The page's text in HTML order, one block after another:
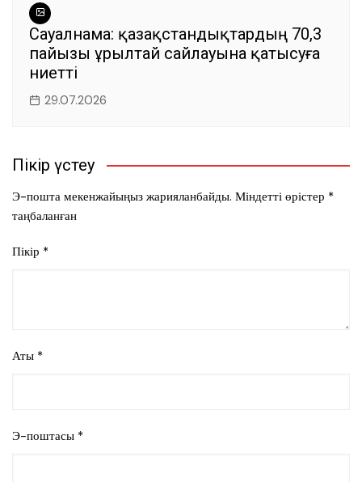
Сауалнама: қазақстандықтардың 70,3
пайызы Құрылтай сайлауына қатысуға
ниетті
29.07.2026
Пікір үстеу
Э-пошта мекенжайыңыз жарияланбайды. Міндетті өрістер *
таңбаланған
Пікір *
Аты *
Э-поштасы *